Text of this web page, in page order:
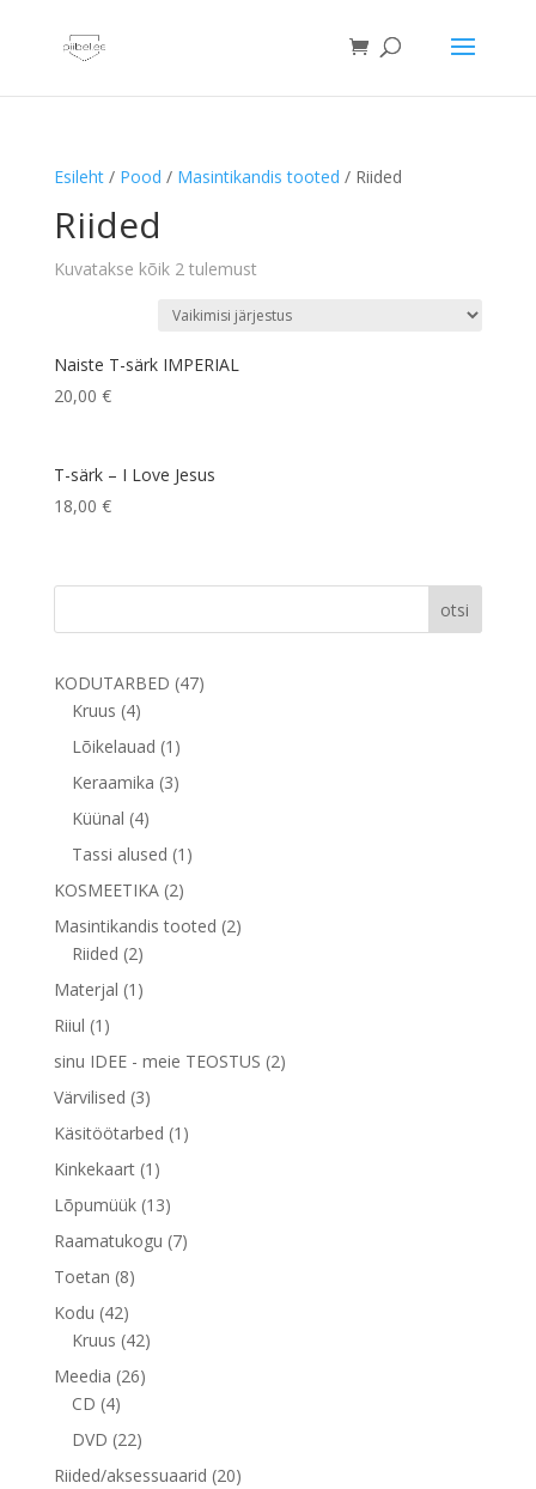
Esileht/ Pood / Masintikandis tooted / Riided
Riided
Kuvatakse kõik 2 tulemust
Naiste T-särk IMPERIAL
20,00 €
T-särk – I Love Jesus
18,00 €
otsi
KODUTARBED 4747
Kruus 44
toodet
Lõikelauad 1 1
toode
Keraamika 33
Küünal 44
toodet
Tassi alused 1 1
KOSMEETIKA 22
toodet
Masintikandis tooted 22
Riided 22
toodet
Materjal 1 1
Riiul 1 1
toode
sinu IDEE - meie TEOSTUS 22
Värvilised 33
toodet
Käsitöötarbed 1 1
Kinkekaart 1 1
toode
Lõpumüük 1313
toodet
Raamatukogu 77
Toetan 88
Kodu 4242
toodet
Kruus 4242
toodet
Meedia 2626
CD 44
toodet
DVD 2222
Riided/aksessuaarid 2020